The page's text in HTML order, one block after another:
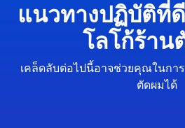
แนวทางปฏิบัติที่
โลโก้ร้าน
เคล็ดลับต่อไปนี้อาจช่วยคุณในกา
ตัดผมได้